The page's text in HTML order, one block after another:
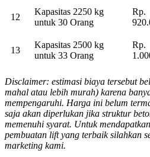
12
Kapasitas 2250 kg
untuk 30 Orang
Rp.
13
Kapasitas 2500 kg
untuk 33 Orang
Rp.
Disclaimer: estimasi biaya tersebut
mahal atau lebih murah) karena
mempengaruhi. Harga ini belum
saja akan diperlukan jika struktur
memenuhi syarat. Untuk
pembuatan lift yang terbaik silahkan
marketing kami.